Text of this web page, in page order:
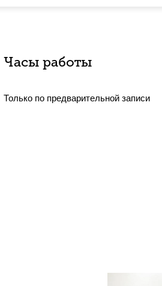
Часы работы
Только по предварительной записи